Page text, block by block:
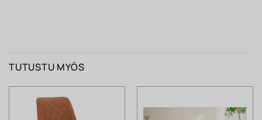
TUTUSTU MYÖS